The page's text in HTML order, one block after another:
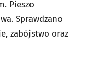
Pieszo
Sprawdzano
zabójstwo oraz